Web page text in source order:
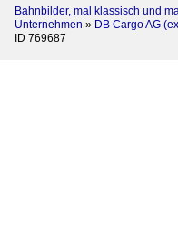
Bahnbilder, mal klassisch und
Unternehmen » DB Cargo AG
ID 769687